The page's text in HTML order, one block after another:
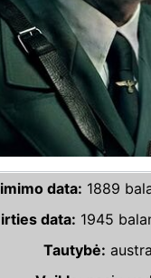
data: 1889
data: 1945
Tautybė: